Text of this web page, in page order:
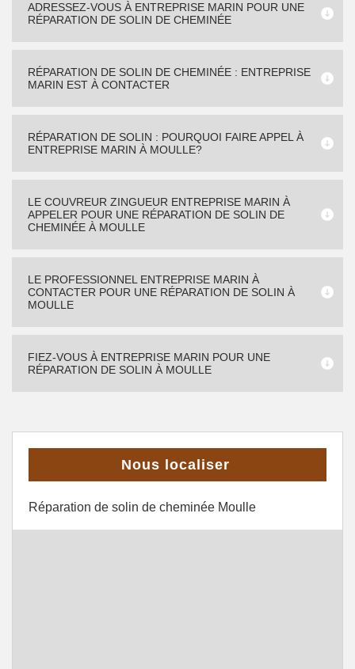
ADRESSEZ-VOUS À ENTREPRISE MARIN POUR UNE
RÉPARATION DE SOLIN DE CHEMINÉE
RÉPARATION DE SOLIN DE CHEMINÉE : ENTREPRISE
MARIN EST À CONTACTER
RÉPARATION DE SOLIN : POURQUOI FAIRE APPEL À
ENTREPRISE MARIN À MOULLE?
LE COUVREUR ZINGUEUR ENTREPRISE MARIN À
APPELER POUR UNE RÉPARATION DE SOLIN DE
CHEMINÉE À MOULLE
LE PROFESSIONNEL ENTREPRISE MARIN À
CONTACTER POUR UNE RÉPARATION DE SOLIN À
MOULLE
FIEZ-VOUS À ENTREPRISE MARIN POUR UNE
RÉPARATION DE SOLIN À MOULLE
Nous localiser
Réparation de solin de cheminée Moulle